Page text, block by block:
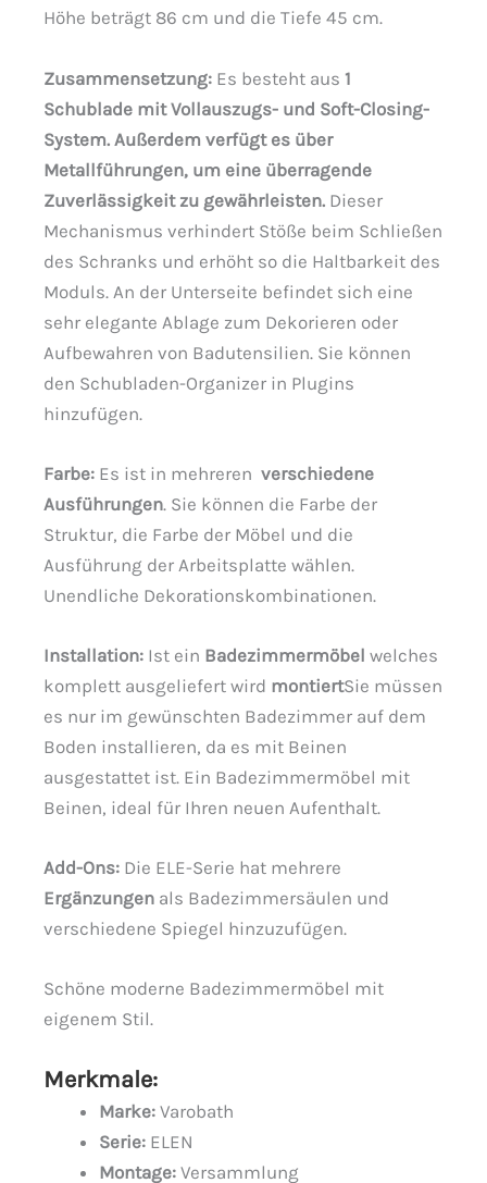
Höhe beträgt 86 cm und die Tiefe 45 cm.
Zusammensetzung: Es besteht aus 1
Schublade mit Vollauszugs- und Soft-Closing-
System. Außerdem verfügt es über
Metallführungen, um eine überragende
Zuverlässigkeit zu gewährleisten. Dieser
Mechanismus verhindert Stöße beim Schließen
des Schranks und erhöht so die Haltbarkeit des
Moduls. An der Unterseite befindet sich eine
sehr elegante Ablage zum Dekorieren oder
Aufbewahren von Badutensilien. Sie können
den Schubladen-Organizer in Plugins
hinzufügen.
Farbe: Es ist in mehreren verschiedene
Ausführungen. Sie können die Farbe der
Struktur, die Farbe der Möbel und die
Ausführung der Arbeitsplatte wählen.
Unendliche Dekorationskombinationen.
Installation: Ist ein Badezimmermöbel welches
komplett ausgeliefert wird montiertSie müssen
es nur im gewünschten Badezimmer auf dem
Boden installieren, da es mit Beinen
ausgestattet ist. Ein Badezimmermöbel mit
Beinen, ideal für Ihren neuen Aufenthalt.
Add-Ons: Die ELE-Serie hat mehrere
Ergänzungen als Badezimmersäulen und
verschiedene Spiegel hinzuzufügen.
Schöne moderne Badezimmermöbel mit
eigenem Stil.
Merkmale:
Marke: Varobath
Serie: ELEN
Montage: Versammlung